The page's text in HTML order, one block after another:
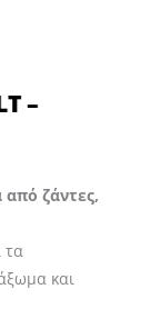
–
ζάντες,
τα
και